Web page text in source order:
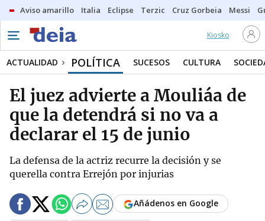
Aviso amarillo Italia Eclipse Terzic Cruz Gorbeia Messi
Kiosko
ACTUALIDAD POLÍTICA SUCESOS CULTURA
El juez advierte a Mouliáa de
que la detendrá si no va a
declarar el 15 de junio
La defensa de la actriz recurre la decisión y se
querella contra Errejón por injurias
Añádenos en Google